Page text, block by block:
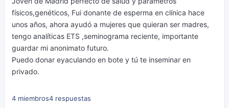
físicos,genéticos, Fui donante de esperma en clínica hace
unos años, ahora ayudó a mujeres que quieran ser madres,
tengo analíticas ETS ,seminograma reciente, importante
guardar mi anonimato futuro.
Puedo donar eyaculando en bote y tú te inseminar en
privado.
4 miembros4 respuestas